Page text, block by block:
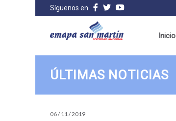
Síguenos en
Inicio
ÚLTIMAS NOTICIAS
06 / 11 / 2019